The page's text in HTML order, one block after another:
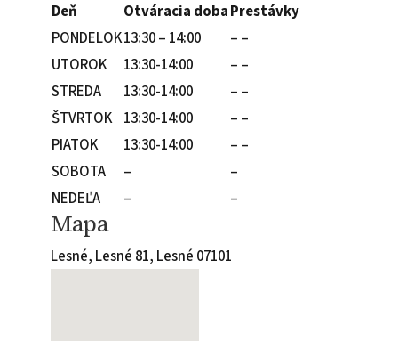
Deň Otváracia dobaPrestávky
PONDELOK13:30 – 14:00
– –
UTOROK
13:30-14:00
– –
STREDA
13:30-14:00
– –
ŠTVRTOK 13:30-14:00
– –
PIATOK
13:30-14:00
– –
SOBOTA
–
–
NEDEĽA
– –
Mapa
Lesné, Lesné 81, Lesné 07101